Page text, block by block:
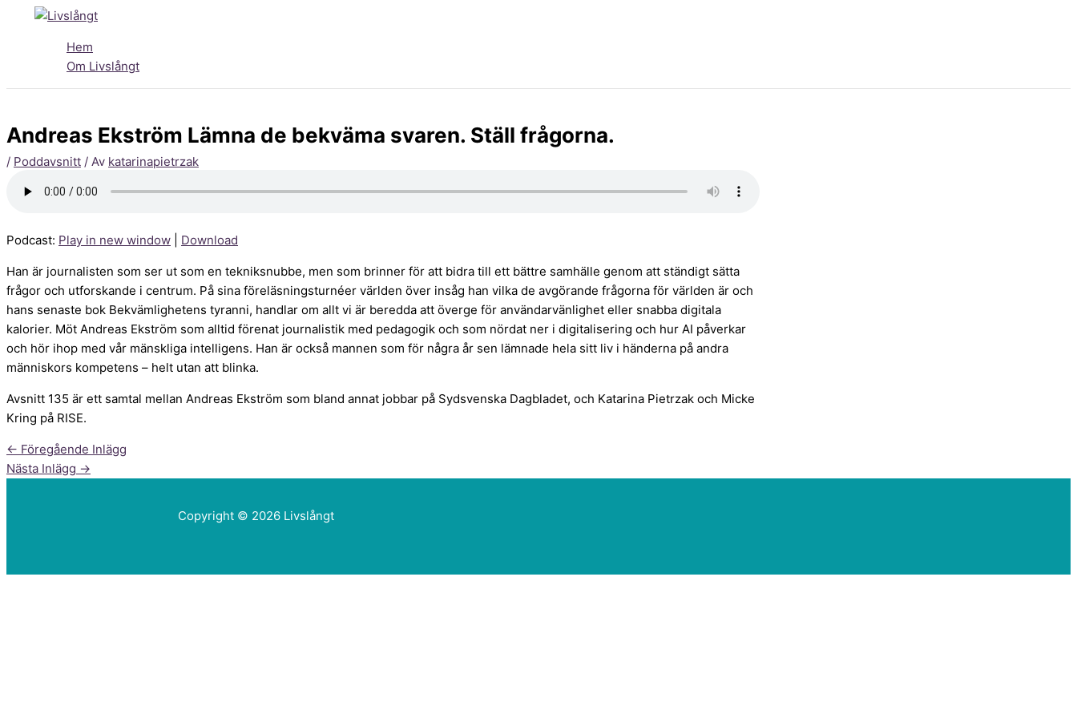
Hoppa
Hem
Om Livslångt
Andreas Ekström Lämna de bekväma svaren. Ställ frågorna.
/ Poddavsnitt / Av katarinapietrzak
Podcast: Play in new window Download
Han är journalisten som ser ut som en tekniksnubbe, men som brinner för att bidra till ett bättre samhälle genom att ständigt sätta
frågor och utforskande i centrum. På sina föreläsningsturnéer världen över insåg han vilka de avgörande frågorna för världen är och
hans senaste bok Bekvämlighetens tyranni, handlar om allt vi är beredda att överge för användarvänlighet eller snabba digitala
kalorier. Möt Andreas Ekström som alltid förenat journalistik med pedagogik och som nördat ner i digitalisering och hur AI påverkar
och hör ihop med vår mänskliga intelligens. Han är också mannen som för några år sen lämnade hela sitt liv i händerna på andra
människors kompetens – helt utan att blinka.
Avsnitt 135 är ett samtal mellan Andreas Ekström som bland annat jobbar på Sydsvenska Dagbladet, och Katarina Pietrzak och Micke
Kring på RISE.
← Föregående Inlägg
Nästa Inlägg →
Copyright © 2026 Livslångt